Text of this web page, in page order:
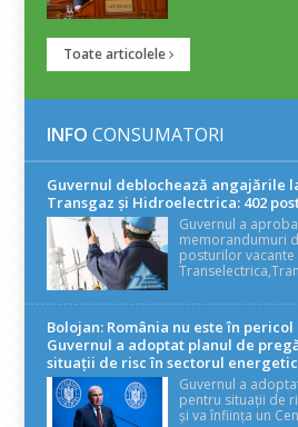
Toate articolele
INFO CONSUMATORI
Guvernul deblochează angajările
Transgaz și Hidroelectrica: 402
Guvernul a
memorandumuri
posturilor vacante
Bolojan: România nu este în
Guvernul a adoptat planul de
situații de risc în sectorul energetic
Guvernul a
pentru situații de
și va înființa un